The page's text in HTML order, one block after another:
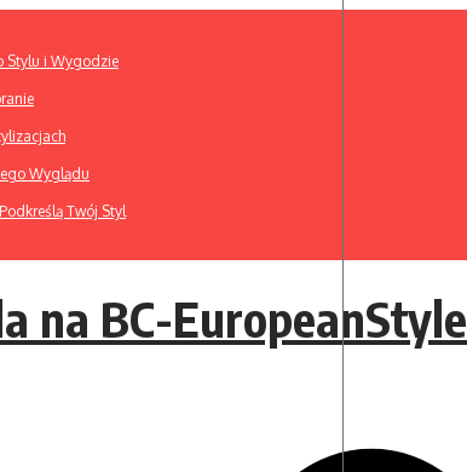
Stylu i Wygodzie
Wyglądu
Twój Styl
na BC-EuropeanStyle